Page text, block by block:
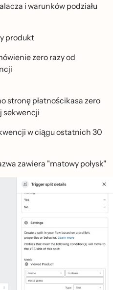
i warunków podziału
produkt
zero razy od
stronę płatnościkasa zero
sekwencji
w ciągu ostatnich 30
zawiera "matowy połysk"